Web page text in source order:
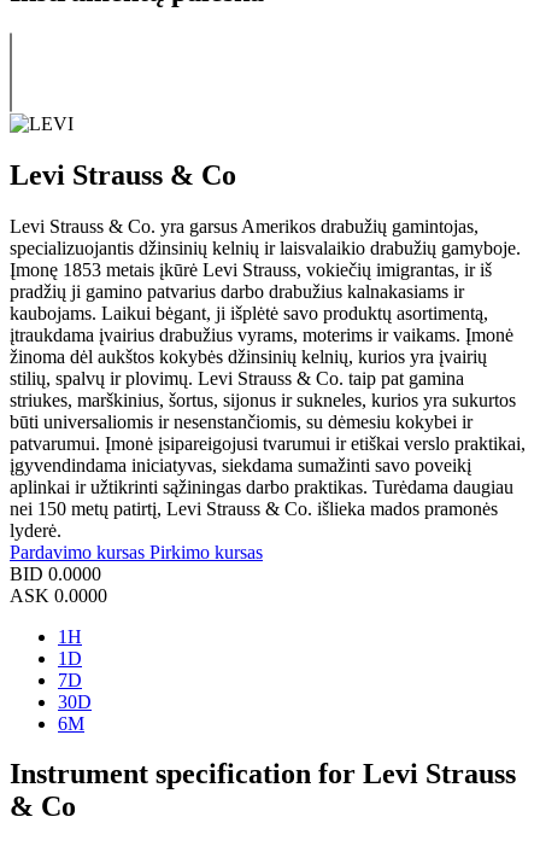
Levi Strauss & Co
Levi Strauss & Co. yra garsus Amerikos drabužių gamintojas,
specializuojantis džinsinių kelnių ir laisvalaikio drabužių gamyboje.
Įmonę 1853 metais įkūrė Levi Strauss, vokiečių imigrantas, ir iš
pradžių ji gamino patvarius darbo drabužius kalnakasiams ir
kaubojams. Laikui bėgant, ji išplėtė savo produktų asortimentą,
įtraukdama įvairius drabužius vyrams, moterims ir vaikams. Įmonė
žinoma dėl aukštos kokybės džinsinių kelnių, kurios yra įvairių
stilių, spalvų ir plovimų. Levi Strauss & Co. taip pat gamina
striukes, marškinius, šortus, sijonus ir sukneles, kurios yra sukurtos
būti universaliomis ir nesenstančiomis, su dėmesiu kokybei ir
patvarumui. Įmonė įsipareigojusi tvarumui ir etiškai verslo praktikai,
įgyvendindama iniciatyvas, siekdama sumažinti savo poveikį
aplinkai ir užtikrinti sąžiningas darbo praktikas. Turėdama daugiau
nei 150 metų patirtį, Levi Strauss & Co. išlieka mados pramonės
lyderė.
Pardavimo kursas Pirkimo kursas
BID 0.0000
ASK 0.0000
1H
1D
7D
30D
6M
Instrument specification for Levi Strauss
& Co